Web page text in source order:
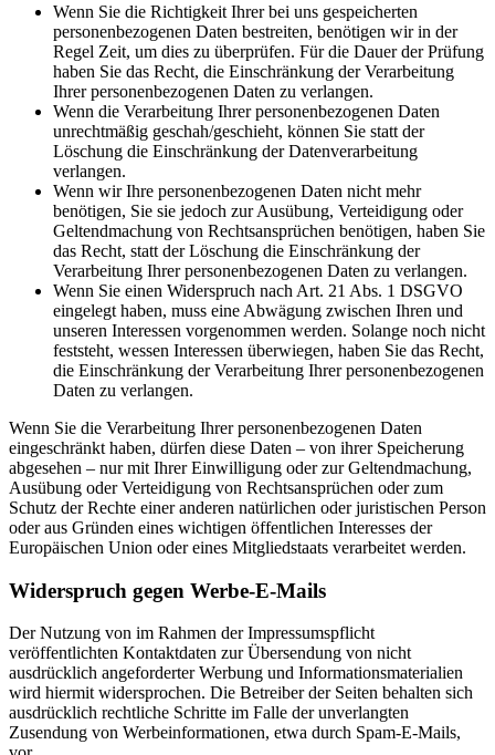
Wenn Sie die Richtigkeit Ihrer bei uns gespeicherten
personenbezogenen Daten bestreiten, benötigen wir in der
Regel Zeit, um dies zu überprüfen. Für die Dauer der Prüfung
haben Sie das Recht, die Einschränkung der Verarbeitung
Ihrer personenbezogenen Daten zu verlangen.
Wenn die Verarbeitung Ihrer personenbezogenen Daten
unrechtmäßig geschah/geschieht, können Sie statt der
Löschung die Einschränkung der Datenverarbeitung
verlangen.
Wenn wir Ihre personenbezogenen Daten nicht mehr
benötigen, Sie sie jedoch zur Ausübung, Verteidigung oder
Geltendmachung von Rechtsansprüchen benötigen, haben Sie
das Recht, statt der Löschung die Einschränkung der
Verarbeitung Ihrer personenbezogenen Daten zu verlangen.
Wenn Sie einen Widerspruch nach Art. 21 Abs. 1 DSGVO
eingelegt haben, muss eine Abwägung zwischen Ihren und
unseren Interessen vorgenommen werden. Solange noch nicht
feststeht, wessen Interessen überwiegen, haben Sie das Recht,
die Einschränkung der Verarbeitung Ihrer personenbezogenen
Daten zu verlangen.
Wenn Sie die Verarbeitung Ihrer personenbezogenen Daten
eingeschränkt haben, dürfen diese Daten – von ihrer Speicherung
abgesehen – nur mit Ihrer Einwilligung oder zur Geltendmachung,
Ausübung oder Verteidigung von Rechtsansprüchen oder zum
Schutz der Rechte einer anderen natürlichen oder juristischen Person
oder aus Gründen eines wichtigen öffentlichen Interesses der
Europäischen Union oder eines Mitgliedstaats verarbeitet werden.
Widerspruch gegen Werbe-E-Mails
Der Nutzung von im Rahmen der Impressumspflicht
veröffentlichten Kontaktdaten zur Übersendung von nicht
ausdrücklich angeforderter Werbung und Informationsmaterialien
wird hiermit widersprochen. Die Betreiber der Seiten behalten sich
ausdrücklich rechtliche Schritte im Falle der unverlangten
Zusendung von Werbeinformationen, etwa durch Spam-E-Mails,